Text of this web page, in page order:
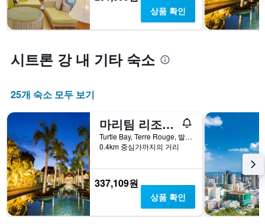
상품 확인
시트론 강 내 기타 숙소
25개 숙소 모두 보기
마리팀 리조트 & 스파 모리셔스
Turtle Bay, Terre Rouge, 발라클라바, 모리셔스
0.4km 중심가까지의 거리
337,109원
상품 확인